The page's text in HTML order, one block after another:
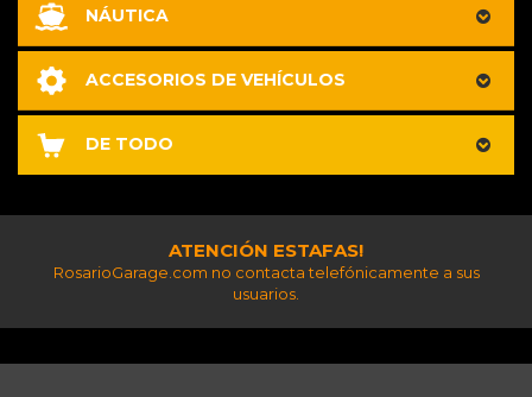
NÁUTICA
ACCESORIOS DE VEHÍCULOS
DE TODO
ATENCIÓN ESTAFAS!
RosarioGarage.com no contacta telefónicamente a sus
usuarios.